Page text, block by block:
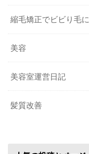
縮毛矯正でビビり毛に
美容
美容室運営日記
髪質改善